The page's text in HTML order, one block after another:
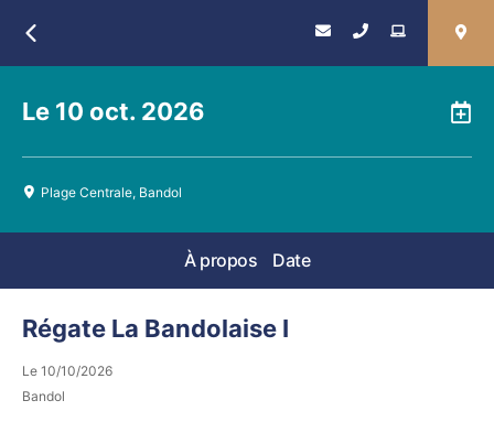
Le 10 oct. 2026
Plage Centrale, Bandol
À propos Date
Régate La Bandolaise I
Le 10/10/2026
Bandol